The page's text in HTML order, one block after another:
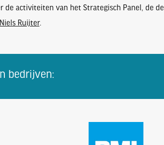
de activiteiten van het Strategisch Panel, de
Niels Ruijter.
bedrijven: